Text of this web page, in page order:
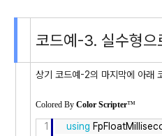
코드예-3. 실수형으
상기 코드예-2의 마지막에 아래
Colored By Color Scripter™
1
using